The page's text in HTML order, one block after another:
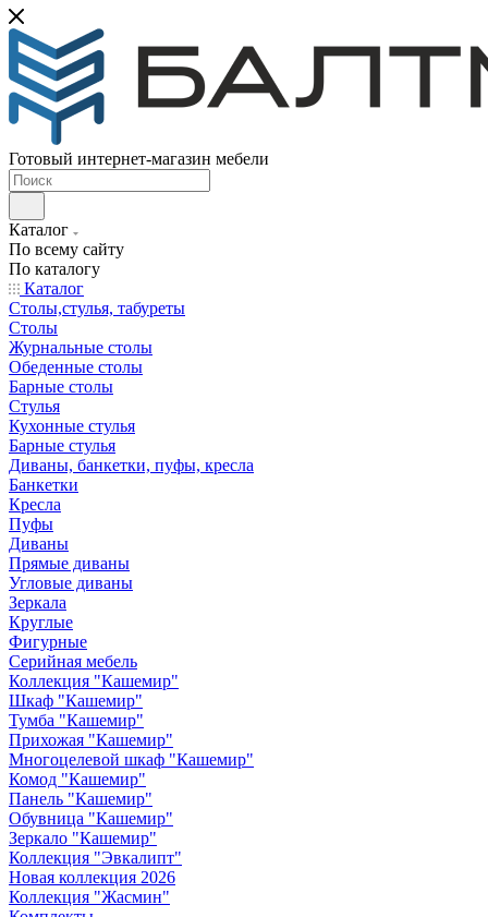
Готовый интернет-магазин мебели
Каталог
По всему сайту
По каталогу
Каталог
Столы,стулья, табуреты
Столы
Журнальные столы
Обеденные столы
Барные столы
Стулья
Кухонные стулья
Барные стулья
Диваны, банкетки, пуфы, кресла
Банкетки
Кресла
Пуфы
Диваны
Прямые диваны
Угловые диваны
Зеркала
Круглые
Фигурные
Серийная мебель
Коллекция "Кашемир"
Шкаф "Кашемир"
Тумба "Кашемир"
Прихожая "Кашемир"
Многоцелевой шкаф "Кашемир"
Комод "Кашемир"
Панель "Кашемир"
Обувница "Кашемир"
Зеркало "Кашемир"
Коллекция "Эвкалипт"
Новая коллекция 2026
Коллекция "Жасмин"